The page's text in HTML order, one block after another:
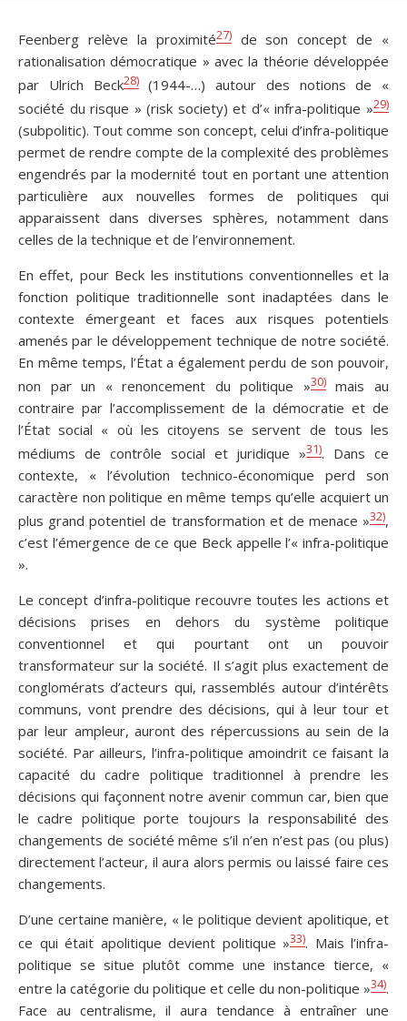
Feenberg relève la proximité27)de son concept de «
rationalisation démocratique » avec la théorie développée
par Ulrich Beck28)(1944-…) autour des notions de «
société du risque » (risk society) et d’« infra-politique »29)
(subpolitic). Tout comme son concept, celui d’infra-politique
permet de rendre compte de la complexité des problèmes
engendrés par la modernité tout en portant une attention
particulière aux nouvelles formes de politiques qui
apparaissent dans diverses sphères, notamment dans
celles de la technique et de l’environnement.
En effet, pour Beck les institutions conventionnelles et la
fonction politique traditionnelle sont inadaptées dans le
contexte émergeant et faces aux risques potentiels
amenés par le développement technique de notre société.
En même temps, l’État a également perdu de son pouvoir,
non par un « renoncement du politique »30)mais au
contraire par l’accomplissement de la démocratie et de
l’État social « où les citoyens se servent de tous les
médiums de contrôle social et juridique »31). Dans ce
contexte, « l’évolution technico-économique perd son
caractère non politique en même temps qu’elle acquiert un
plus grand potentiel de transformation et de menace »32),
c’est l’émergence de ce que Beck appelle l’« infra-politique
».
Le concept d’infra-politique recouvre toutes les actions et
décisions prises en dehors du système politique
conventionnel et qui pourtant ont un pouvoir
transformateur sur la société. Il s’agit plus exactement de
conglomérats d’acteurs qui, rassemblés autour d’intérêts
communs, vont prendre des décisions, qui à leur tour et
par leur ampleur, auront des répercussions au sein de la
société. Par ailleurs, l’infra-politique amoindrit ce faisant la
capacité du cadre politique traditionnel à prendre les
décisions qui façonnent notre avenir commun car, bien que
le cadre politique porte toujours la responsabilité des
changements de société même s’il n’en n’est pas (ou plus)
directement l’acteur, il aura alors permis ou laissé faire ces
changements.
D’une certaine manière, « le politique devient apolitique, et
ce qui était apolitique devient politique »33). Mais l’infra-
politique se situe plutôt comme une instance tierce, «
entre la catégorie du politique et celle du non-politique »34).
Face au centralisme, il aura tendance à entraîner une